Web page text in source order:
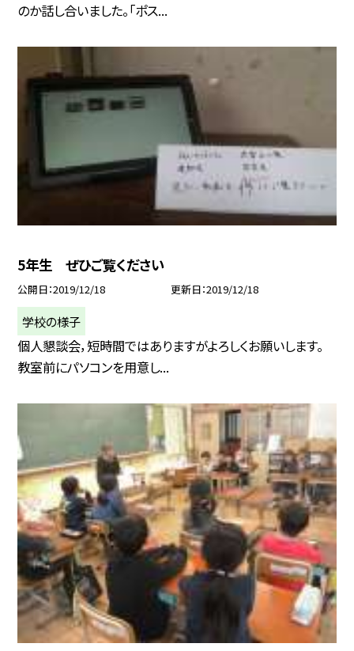
のか話し合いました。「ポス...
5年生 ぜひご覧ください
公開日 2019/12/18 更新日 2019/12/18
学校の様子
個人懇談会，短時間ではありますがよろしくお願いします。
教室前にパソコンを用意し...